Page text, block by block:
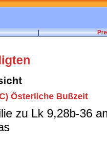
|
Österliche Bußzeit
zu Lk 9,28b-36